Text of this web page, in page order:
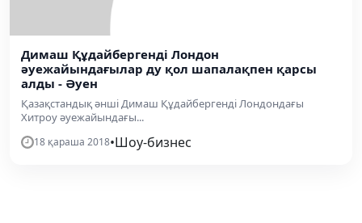
Димаш Құдайбергенді Лондон
әуежайындағылар ду қол шапалақпен қарсы
алды - Әуен
Қазақстандық әнші Димаш Құдайбергенді Лондондағы
Хитроу әуежайындағы...
18 қараша 2018•Шоу-бизнес